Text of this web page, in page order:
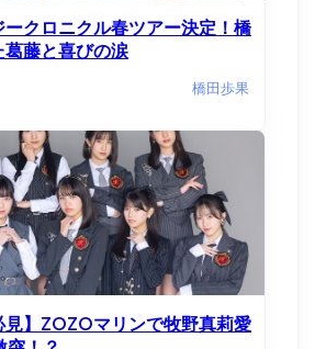
ークロニクル春ツアー決定！橋
藤と喜びの涙
橋田歩果
見】ZOZOマリンで牧野真莉愛